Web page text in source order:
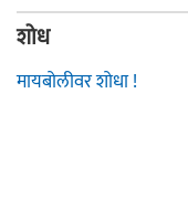
शोध
मायबोलीवर शोधा !